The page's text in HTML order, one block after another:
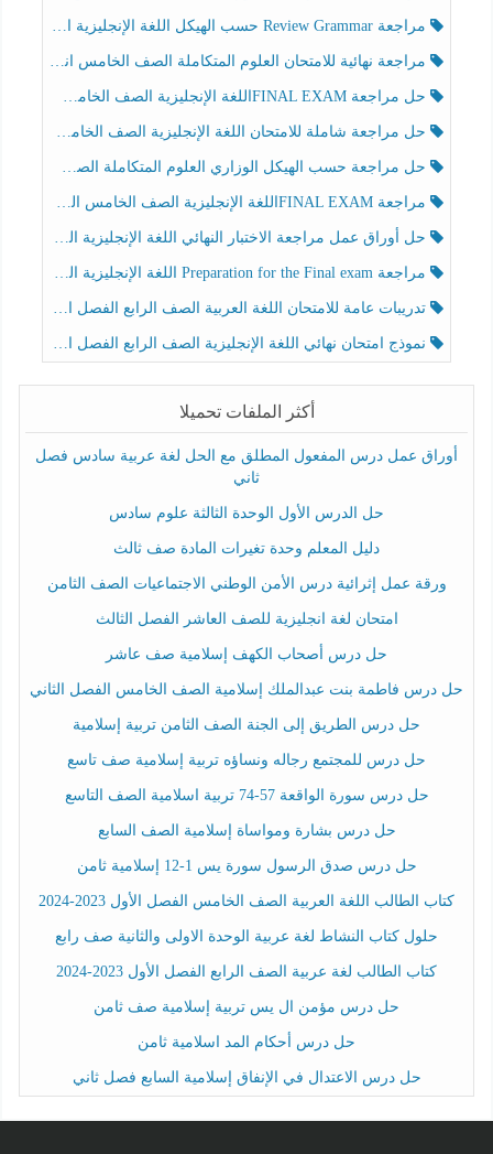
مراجعة Review Grammar حسب الهيكل اللغة الإنجليزية الصف الخامس الفصل الثالث
مراجعة نهائية للامتحان العلوم المتكاملة الصف الخامس انسبير الفصل الثالث
حل مراجعة FINAL EXAMاللغة الإنجليزية الصف الخامس الفصل الثالث
حل مراجعة شاملة للامتحان اللغة الإنجليزية الصف الخامس الفصل الثالث
حل مراجعة حسب الهيكل الوزاري العلوم المتكاملة الصف الخامس عام الفصل الثالث
مراجعة FINAL EXAMاللغة الإنجليزية الصف الخامس الفصل الثالث
حل أوراق عمل مراجعة الاختبار النهائي اللغة الإنجليزية الصف الرابع الفصل الثالث
مراجعة Preparation for the Final exam اللغة الإنجليزية الصف الرابع الفصل الثالث
تدريبات عامة للامتحان اللغة العربية الصف الرابع الفصل الثالث
نموذج امتحان نهائي اللغة الإنجليزية الصف الرابع الفصل الثالث
أكثر الملفات تحميلا
أوراق عمل درس المفعول المطلق مع الحل لغة عربية سادس فصل
ثاني
حل الدرس الأول الوحدة الثالثة علوم سادس
دليل المعلم وحدة تغيرات المادة صف ثالث
ورقة عمل إثرائية درس الأمن الوطني الاجتماعيات الصف الثامن
امتحان لغة انجليزية للصف العاشر الفصل الثالث
حل درس أصحاب الكهف إسلامية صف عاشر
حل درس فاطمة بنت عبدالملك إسلامية الصف الخامس الفصل الثاني
حل درس الطريق إلى الجنة الصف الثامن تربية إسلامية
حل درس للمجتمع رجاله ونساؤه تربية إسلامية صف تاسع
حل درس سورة الواقعة 57-74 تربية اسلامية الصف التاسع
حل درس بشارة ومواساة إسلامية الصف السابع
حل درس صدق الرسول سورة يس 1-12 إسلامية ثامن
كتاب الطالب اللغة العربية الصف الخامس الفصل الأول 2023-2024
حلول كتاب النشاط لغة عربية الوحدة الاولى والثانية صف رابع
كتاب الطالب لغة عربية الصف الرابع الفصل الأول 2023-2024
حل درس مؤمن ال يس تربية إسلامية صف ثامن
حل درس أحكام المد اسلامية ثامن
حل درس الاعتدال في الإنفاق إسلامية السابع فصل ثاني